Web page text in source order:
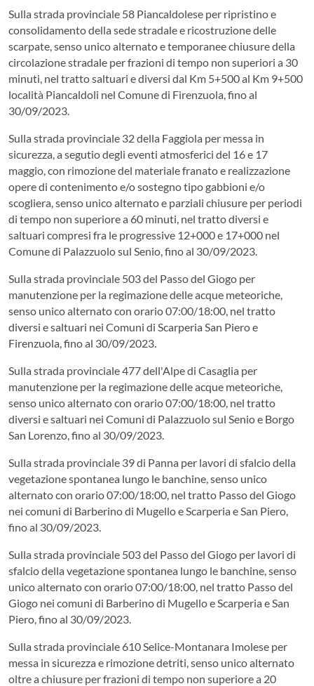
Sulla strada provinciale 58 Piancaldolese per ripristino e
consolidamento della sede stradale e ricostruzione delle
scarpate, senso unico alternato e temporanee chiusure della
circolazione stradale per frazioni di tempo non superiori a 30
minuti, nel tratto saltuari e diversi dal Km 5+500 al Km 9+500
località Piancaldoli nel Comune di Firenzuola, fino al
30/09/2023.
Sulla strada provinciale 32 della Faggiola per messa in
sicurezza, a segutio degli eventi atmosferici del 16 e 17
maggio, con rimozione del materiale franato e realizzazione
opere di contenimento e/o sostegno tipo gabbioni e/o
scogliera, senso unico alternato e parziali chiusure per periodi
di tempo non superiore a 60 minuti, nel tratto diversi e
saltuari compresi fra le progressive 12+000 e 17+000 nel
Comune di Palazzuolo sul Senio, fino al 30/09/2023.
Sulla strada provinciale 503 del Passo del Giogo per
manutenzione per la regimazione delle acque meteoriche,
senso unico alternato con orario 07:00/18:00, nel tratto
diversi e saltuari nei Comuni di Scarperia San Piero e
Firenzuola, fino al 30/09/2023.
Sulla strada provinciale 477 dell'Alpe di Casaglia per
manutenzione per la regimazione delle acque meteoriche,
senso unico alternato con orario 07:00/18:00, nel tratto
diversi e saltuari nei Comuni di Palazzuolo sul Senio e Borgo
San Lorenzo, fino al 30/09/2023.
Sulla strada provinciale 39 di Panna per lavori di sfalcio della
vegetazione spontanea lungo le banchine, senso unico
alternato con orario 07:00/18:00, nel tratto Passo del Giogo
nei comuni di Barberino di Mugello e Scarperia e San Piero,
fino al 30/09/2023.
Sulla strada provinciale 503 del Passo del Giogo per lavori di
sfalcio della vegetazione spontanea lungo le banchine, senso
unico alternato con orario 07:00/18:00, nel tratto Passo del
Giogo nei comuni di Barberino di Mugello e Scarperia e San
Piero, fino al 30/09/2023.
Sulla strada provinciale 610 Selice-Montanara Imolese per
messa in sicurezza e rimozione detriti, senso unico alternato
oltre a chiusure per frazioni di tempo non superiore a 20